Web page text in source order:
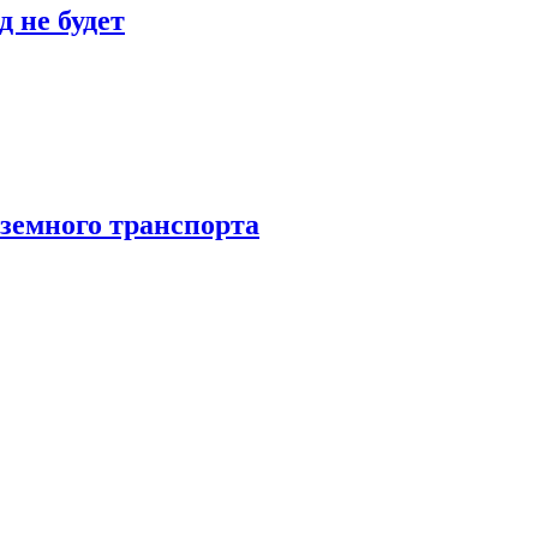
не будет
транспорта